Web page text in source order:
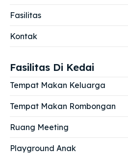
Fasilitas
Kontak
Fasilitas Di Kedai
Tempat Makan Keluarga
Tempat Makan Rombongan
Ruang Meeting
Playground Anak